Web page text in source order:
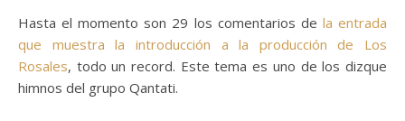
Hasta el momento son 29 los comentarios de la entrada
que muestra la introducción a la producción de Los
Rosales, todo un record. Este tema es uno de los dizque
himnos del grupo Qantati.